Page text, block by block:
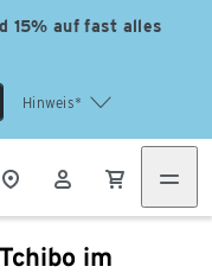
15% auf fast alles
Hinweis*
im